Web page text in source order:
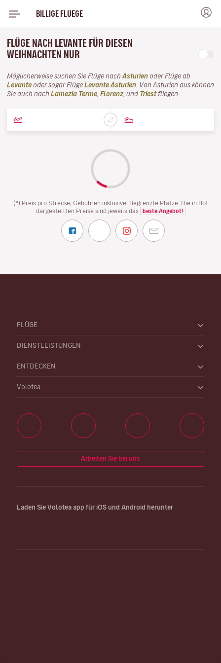
BILLIGE FLUEGE
FLÜGE NACH LEVANTE FÜR DIESEN
WEIHNACHTEN NUR
Möglicherweise suchen Sie Flüge nach Asturien oder Flüge ab
Levante oder sogar Flüge Levante Asturien . Von Asturien aus können
Sie auch nach Lamezia Terme Florenz , und Triestfliegen.
(*) Preis pro Strecke, Gebühren inklusive. Begrenzte Plätze. Die in Rot
dargestellten Preise sind jeweils das
beste Angebot!
FLÜGE
DIENSTLEISTUNGEN
ENTDECKEN
Volotea
Arbeiten Sie bei uns
Laden Sie Volotea app für iOS und Android herunter